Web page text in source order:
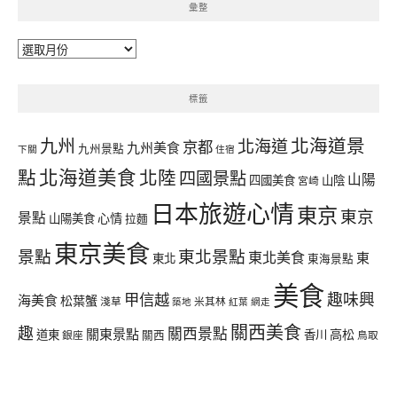
彙整
彙
標籤
下關 九州 九州景點 九州美食 京都 住宿 北海道北海道景
點北海道美食北陸四國景點 四國美食 宮崎 山陰 山陽
景點 山陽美食心情拉麵 日本旅遊心情東京 東京
景點 東京美食東北 東北景點 東北美食東海景點 東
海美食松葉蟹淺草 甲信越 築地 米其林 紅葉 網走 美食趣味興
趣 道東銀座 關東景點 關西 關西景點 關西美食香川 高松 鳥取